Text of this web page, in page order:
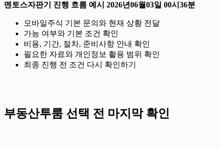
멘토스자판기 진행 흐름 예시 2026년06월03일 00시36분
모바일주식 기본 문의와 현재 상황 전달
가능 여부와 기본 조건 확인
비용, 기간, 절차, 준비사항 안내 확인
필요한 자료와 개인정보 활용 범위 확인
최종 진행 전 조건 다시 확인하기
부동산투룸 선택 전 마지막 확인